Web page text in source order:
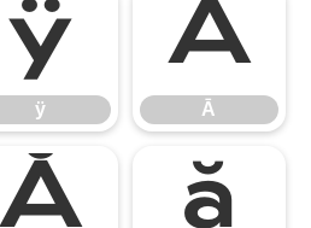
ÿ
ÿ
Ā
Ā
Ă ă